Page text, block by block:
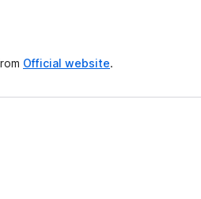
Official website.